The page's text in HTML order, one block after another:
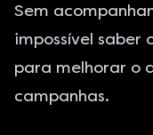
Sem
impossível saber
para melhorar o
campanhas.